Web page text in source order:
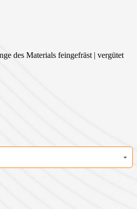
des Materials feingefräst | vergütet